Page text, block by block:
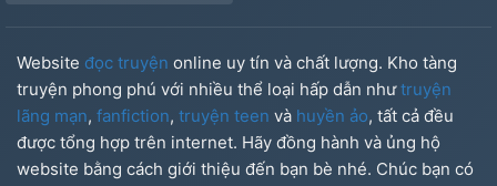
Website đọc truyện online uy tín và chất lượng. Kho tàng
truyện phong phú với nhiều thể loại hấp dẫn nhưtruyện
lãng mạn, fanfiction, truyện teen và huyền ảo, tất cả đều
được tổng hợp trên internet. Hãy đồng hành và ủng hộ
website bằng cách giới thiệu đến bạn bè nhé. Chúc bạn có